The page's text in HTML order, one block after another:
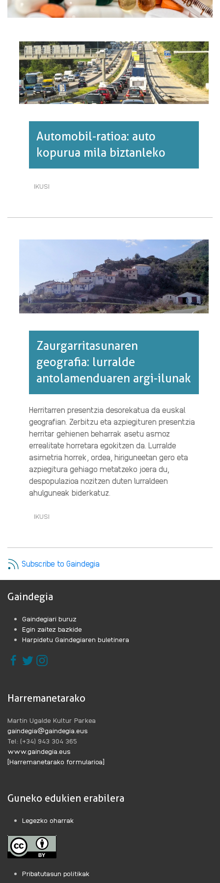
Automobil-ratioa: auto
kopurua mila biztanleko
IKUSI
KOPURUA
BIZTANLEKO·RI
Zaurgarritasunaren
geografia: lurralde
antolamenduaren argi-ilunak
Herritarren presentzia desorekatua da euskal
geografian. Zerbitzu eta azpiegituren presentzia
herritar gehienen beharrak asetu asmoz
errealitate horretara egokitzen da. Lurralde
asimetria horrek, ordea, hiriguneetan gero eta
azpiegitura gehiago metatzeko joera du,
despopulazioa nozitzen duten lurraldeen
ahulguneak biderkatuz.
IKUSI
ANTOLAMENDUAREN
ILUNAK·RI
Subscribe to Gaindegia
Gaindegia
Gaindegiari buruz
Egin zaitez bazkide
Harpidetu Gaindegiaren buletinera
Harremanetarako
Martin Ugalde Kultur Parkea
gaindegia@gaindegia.eus
Tel: (+34) 943 304 365
www.gaindegia.eus
[Harremanetarako formularioa]
Guneko edukien erabilera
Legezko oharrak
Pribatutasun politikak